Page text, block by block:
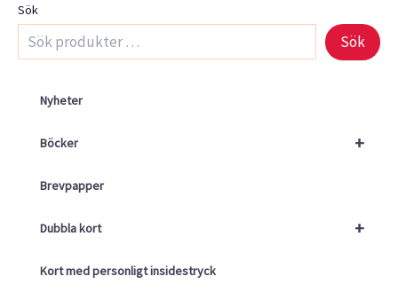
Sök
Sök
Nyheter
+
Böcker
Brevpapper
+
Dubbla kort
Kort med personligt insidestryck